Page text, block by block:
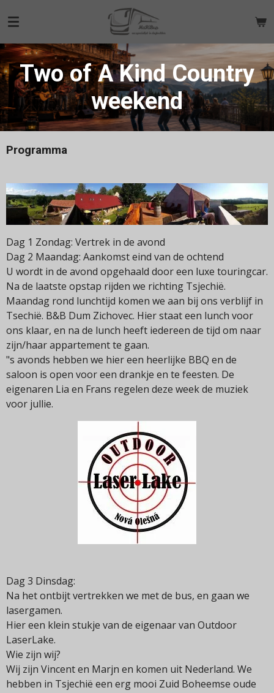
direct
naar
hoofdinhoud
Two of A Kind Country
weekend
Programma
Dag 1 Zondag: Vertrek in de avond
Dag 2 Maandag: Aankomst eind van de ochtend
U wordt in de avond opgehaald door een luxe touringcar.
Na de laatste opstap rijden we richting Tsjechië.
Maandag rond lunchtijd komen we aan bij ons verblijf in
Tsechië. B&B Dum Zichovec. Hier staat een lunch voor
ons klaar, en na de lunch heeft iedereen de tijd om naar
zijn/haar appartement te gaan.
"s avonds hebben we hier een heerlijke BBQ en de
saloon is open voor een drankje en te feesten. De
eigenaren Lia en Frans regelen deze week de muziek
voor jullie.
Dag 3 Dinsdag:
Na het ontbijt vertrekken we met de bus, en gaan we
lasergamen.
Hier een klein stukje van de eigenaar van Outdoor
LaserLake.
Wie zijn wij?
Wij zijn Vincent en Marjn en komen uit Nederland. We
hebben in Tsjechië een erg mooi Zuid Boheemse oude